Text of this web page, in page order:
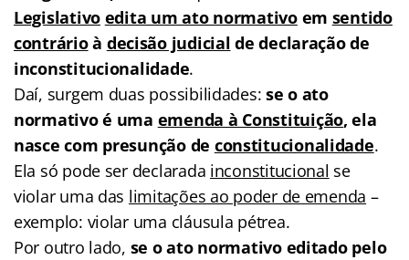
Legislativo edita um ato normativoem sentido
contrárioà decisão judicial de declaração de
inconstitucionalidade.
Daí, surgem duas possibilidades:se o ato
normativo é uma emenda à Constituição, ela
nasce com presunção de constitucionalidade.
Ela só pode ser declarada inconstitucional se
violar uma das limitações ao poder de emenda –
exemplo: violar uma cláusula pétrea.
Por outro lado, se o ato normativo editado pelo